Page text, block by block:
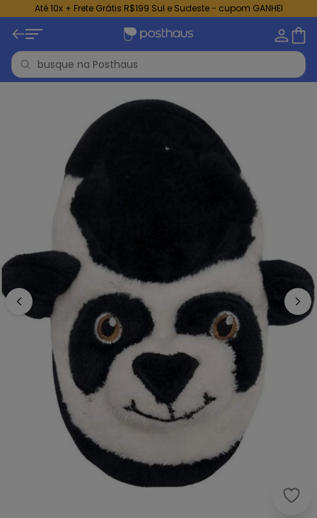
Até 10x + Frete Grátis R$199 Sul e Sudeste - cupom GANHEI
Cia